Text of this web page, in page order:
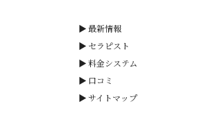
最新情報
セラピスト
料金システム
口コミ
サイトマップ